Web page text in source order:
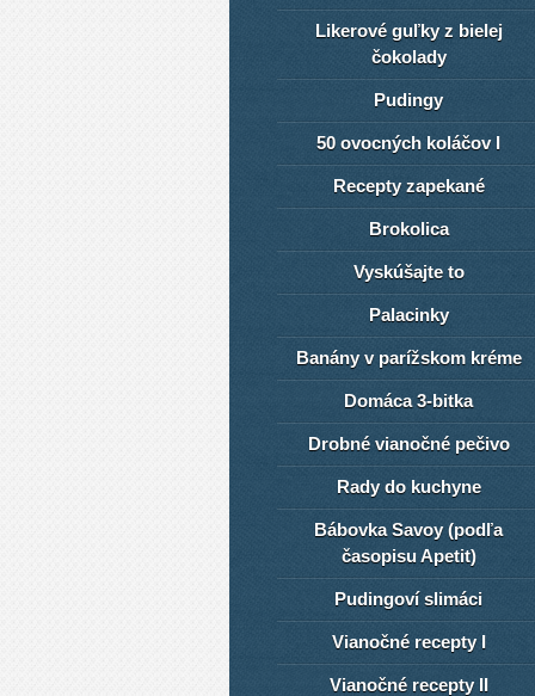
Likerové guľky z bielej
čokolady
Pudingy
50 ovocných koláčov I
Recepty zapekané
Brokolica
Vyskúšajte to
Palacinky
Banány v parížskom kréme
Domáca 3-bitka
Drobné vianočné pečivo
Rady do kuchyne
Bábovka Savoy (podľa
časopisu Apetit)
Pudingoví slimáci
Vianočné recepty I
Vianočné recepty II